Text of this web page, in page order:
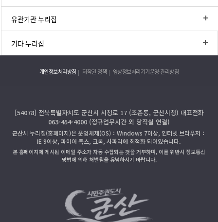
유관기관 누리집
기타 누리집
개인정보처리방침 저작권 정책 영상정보처리기기운영·관리방침
[54078] 전북특별자치도 군산시 시청로 17 (조촌동, 군산시청) 대표전화
063-454-4000 (정규업무시간 외 당직실 연결)
군산시 누리집(홈페이지)은 운영체제(OS)：Windows 7이상, 인터넷 브라우저：
IE 9이상, 파이어 폭스, 크롬, 사파리에 최적화 되어있습니다.
본 홈페이지에 게시된 이메일 주소가 자동 수집되는 것을 거부하며, 이를 위반시 정보통신
망법에 의해 처벌됨을 유념하시기 바랍니다.